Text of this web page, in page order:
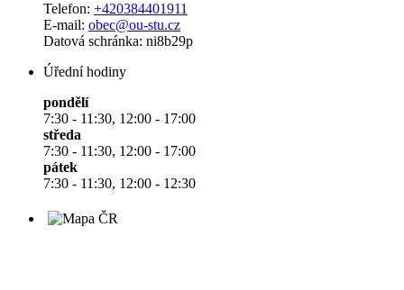
Telefon: +420384401911
E-mail: obec@ou-stu.cz
Datová schránka: ni8b29p
Úřední hodiny
pondělí
7:30 - 11:30, 12:00 - 17:00
středa
7:30 - 11:30, 12:00 - 17:00
pátek
7:30 - 11:30, 12:00 - 12:30